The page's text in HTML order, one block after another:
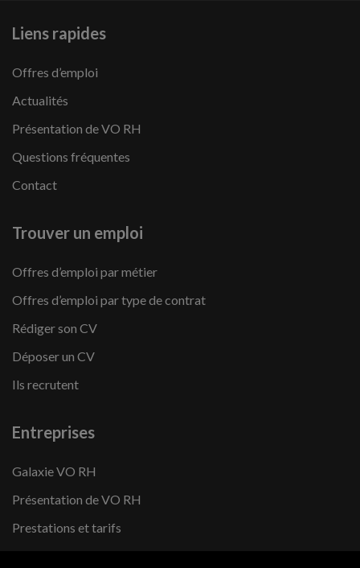
Liens rapides
Offres d’emploi
Actualités
Présentation de VO RH
Questions fréquentes
Contact
Trouver un emploi
Offres d’emploi par métier
Offres d’emploi par type de contrat
Rédiger son CV
Déposer un CV
Ils recrutent
Entreprises
Galaxie VO RH
Présentation de VO RH
Prestations et tarifs